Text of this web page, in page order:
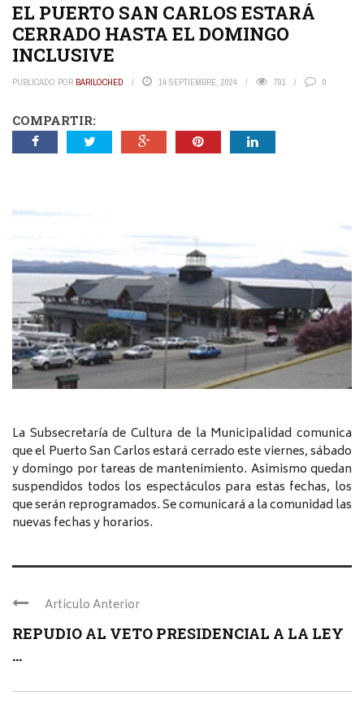
EL PUERTO SAN CARLOS ESTARÁ
CERRADO HASTA EL DOMINGO
INCLUSIVE
PUBLICADO POR BARILOCHED 14 SEPTIEMBRE, 2024 701 0
COMPARTIR:
La Subsecretaría de Cultura de la Municipalidad comunica
que el Puerto San Carlos estará cerrado este viernes, sábado
y domingo por tareas de mantenimiento. Asimismo quedan
suspendidos todos los espectáculos para estas fechas, los
que serán reprogramados. Se comunicará a la comunidad las
nuevas fechas y horarios.
Articulo Anterior
REPUDIO AL VETO PRESIDENCIAL A LA LEY
...